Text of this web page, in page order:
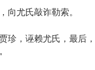
向尤氏敲诈勒索。
珍，诬赖尤氏，最后